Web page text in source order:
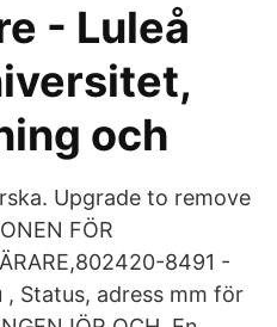
- Luleå
och
Upgrade to remove
FÖR
8491 -
, Status, adress mm för